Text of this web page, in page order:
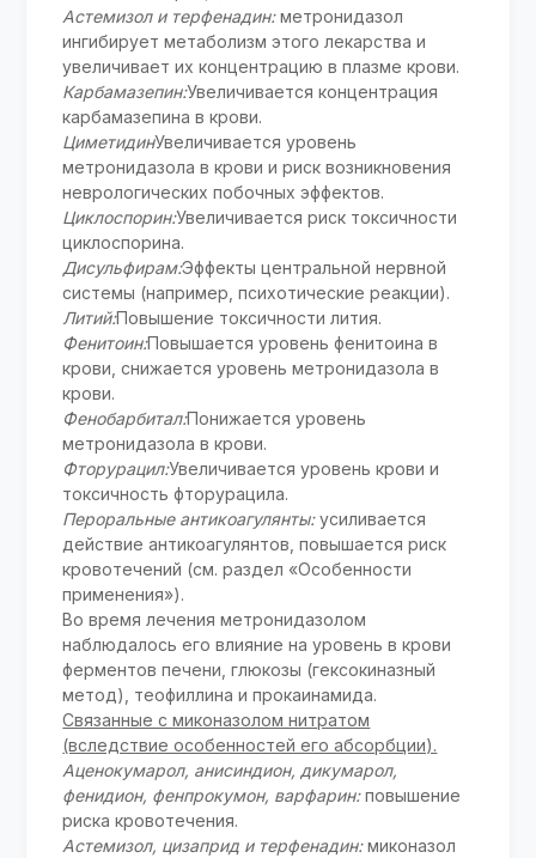
Астемизол и терфенадин:метронидазол
ингибирует метаболизм этого лекарства и
увеличивает их концентрацию в плазме крови.
Карбамазепин:Увеличивается концентрация
карбамазепина в крови.
ЦиметидинУвеличивается уровень
метронидазола в крови и риск возникновения
неврологических побочных эффектов.
Циклоспорин:Увеличивается риск токсичности
циклоспорина.
Дисульфирам:Эффекты центральной нервной
системы (например, психотические реакции).
Литий:Повышение токсичности лития.
Фенитоин:Повышается уровень фенитоина в
крови, снижается уровень метронидазола в
крови.
Фенобарбитал:Понижается уровень
метронидазола в крови.
Фторурацил:Увеличивается уровень крови и
токсичность фторурацила.
Пероральные антикоагулянты:усиливается
действие антикоагулянтов, повышается риск
кровотечений (см. раздел «Особенности
применения»).
Во время лечения метронидазолом
наблюдалось его влияние на уровень в крови
ферментов печени, глюкозы (гексокиназный
метод), теофиллина и прокаинамида.
Связанные с миконазолом нитратом
(вследствие особенностей его абсорбции).
Аценокумарол, анисиндион, дикумарол,
фенидион, фенпрокумон, варфарин:повышение
риска кровотечения.
Астемизол, цизаприд и терфенадин:миконазол